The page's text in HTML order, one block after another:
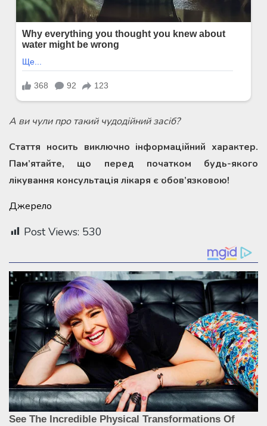
А ви чули про такий чудодійний засіб?
Стаття носить виключно інформаційний характер.
Пам’ятайте, що перед початком будь-якого
лікування консультація лікаря є обов’язковою!
Джерело
Post Views: 530